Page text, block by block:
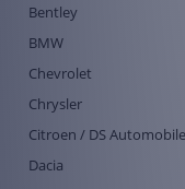
Bentley
BMW
Chevrolet
Chrysler
Citroen / DS
Dacia